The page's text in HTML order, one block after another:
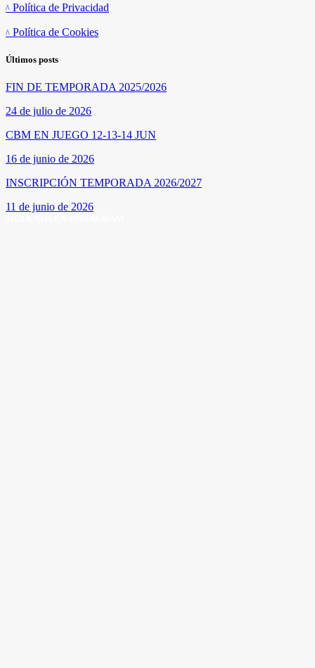
Política de Privacidad
Política de Cookies
Últimos posts
FIN DE TEMPORADA 2025/2026
24 de julio de 2026
CBM EN JUEGO 12-13-14 JUN
16 de junio de 2026
INSCRIPCIÓN TEMPORADA 2026/2027
11 de junio de 2026